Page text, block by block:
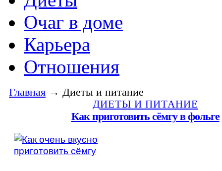
Очаг в доме
Карьера
Отношения
Главная → Диеты и питание
ДИЕТЫ И ПИТАНИЕ
Как приготовить сёмгу в фольге